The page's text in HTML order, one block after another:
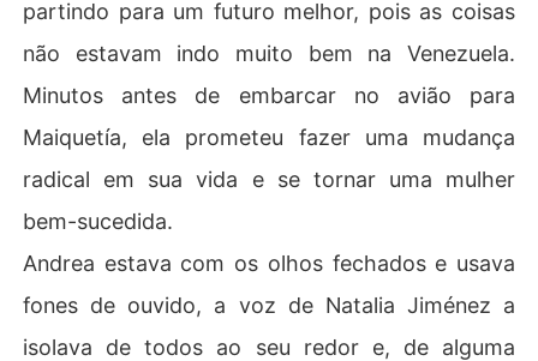
partindo para um futuro melhor, pois as coisas
não estavam indo muito bem na Venezuela.
Minutos antes de embarcar no avião para
Maiquetía, ela prometeu fazer uma mudança
radical em sua vida e se tornar uma mulher
bem-sucedida.
Andrea estava com os olhos fechados e usava
fones de ouvido, a voz de Natalia Jiménez a
isolava de todos ao seu redor e, de alguma